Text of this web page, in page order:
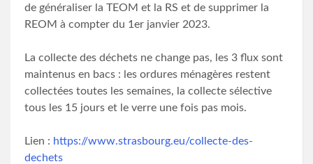
de généraliser la TEOM et la RS et de supprimer la
REOM à compter du 1er janvier 2023.
La collecte des déchets ne change pas, les 3 flux sont
maintenus en bacs : les ordures ménagères restent
collectées toutes les semaines, la collecte sélective
tous les 15 jours et le verre une fois pas mois.
Lien : https://www.strasbourg.eu/collecte-des-
dechets